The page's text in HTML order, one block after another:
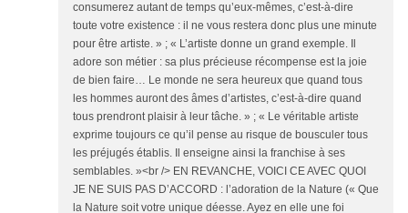
consumerez autant de temps qu’eux-mêmes, c’est-à-dire
toute votre existence : il ne vous restera donc plus une minute
pour être artiste. » ; « L’artiste donne un grand exemple. Il
adore son métier : sa plus précieuse récompense est la joie
de bien faire… Le monde ne sera heureux que quand tous
les hommes auront des âmes d’artistes, c’est-à-dire quand
tous prendront plaisir à leur tâche. » ; « Le véritable artiste
exprime toujours ce qu’il pense au risque de bousculer tous
les préjugés établis. Il enseigne ainsi la franchise à ses
semblables. »<br /> EN REVANCHE, VOICI CE AVEC QUOI
JE NE SUIS PAS D’ACCORD : l’adoration de la Nature (« Que
la Nature soit votre unique déesse. Ayez en elle une foi